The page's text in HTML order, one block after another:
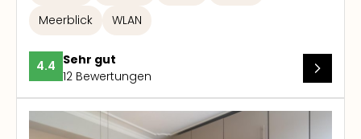
Meerblick
WLAN
4.4 Sehr gut
12 Bewertungen